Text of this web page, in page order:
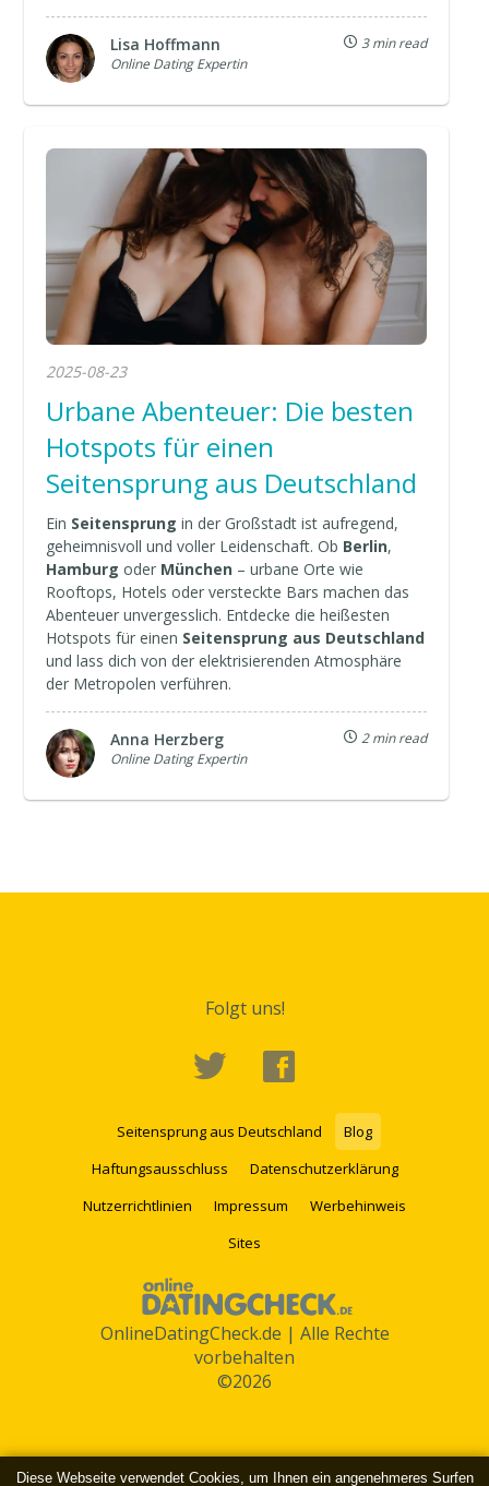
Lisa Hoffmann
Online Dating Expertin
3 min read
2025-08-23
Urbane Abenteuer: Die besten
Hotspots für einen
Seitensprung aus Deutschland
Ein Seitensprung in der Großstadt ist aufregend,
geheimnisvoll und voller Leidenschaft. Ob Berlin,
Hamburg oder München – urbane Orte wie
Rooftops, Hotels oder versteckte Bars machen das
Abenteuer unvergesslich. Entdecke die heißesten
Hotspots für einen Seitensprung aus Deutschland
und lass dich von der elektrisierenden Atmosphäre
der Metropolen verführen.
Anna Herzberg
Online Dating Expertin
2 min read
Diese Webseite verwendet Cookies, um Ihnen ein angenehmeres Surfen
Folgt uns!
Seitensprung aus Deutschland
Blog
Haftungsausschluss
Datenschutzerklärung
Nutzerrichtlinien
Impressum
Werbehinweis
Sites
OnlineDatingCheck.de | Alle Rechte
vorbehalten
©2026